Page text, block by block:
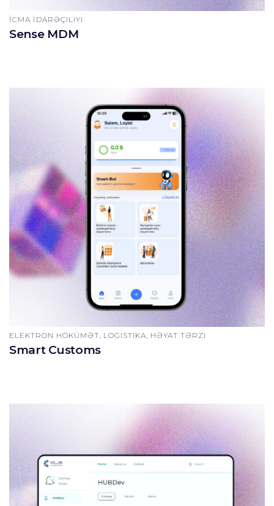
İCMA İDARƏÇILIYI
Sense MDM
ELEKTRON HÖKÜMƏT, LOGISTIKA, HƏYAT TƏRZI
Smart Customs